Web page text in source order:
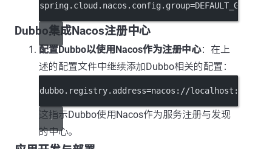
spring.cloud.nacos.config.group=DEFAULT_GROUP
Dubbo集成Nacos注册中心
配置Dubbo以使用Nacos作为注册中心：在上
述的配置文件中继续添加Dubbo相关的配置：
dubbo.registry.address=nacos://localhost:8848
这指示Dubbo使用Nacos作为服务注册与发现
的中心。